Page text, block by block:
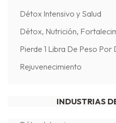
Détox Intensivo y Salud
Détox, Nutrición,
Pierde 1 Libra De Peso Por
Rejuvenecimiento
INDUSTRIAS